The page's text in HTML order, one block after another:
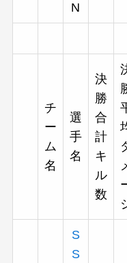
N
チ
ー
ム
名
選
手
名
決
勝
合
計
キ
ル
数
S
S